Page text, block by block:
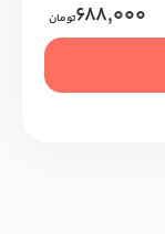
688,000تومان